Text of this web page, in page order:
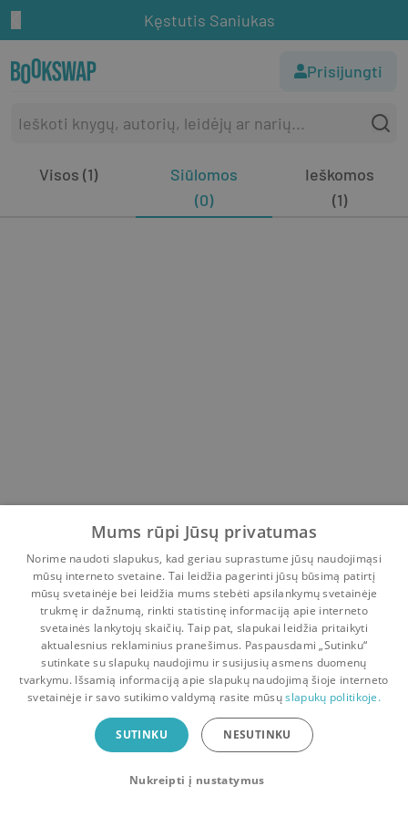
Kęstutis Saniukas
Prisijungti
Visos (1)
Siūlomos
(0)
Ieškomos
(1)
Pradinis Krepšelis Pokalbiai Pranešimai Paskyra
Bookswap programėlė
Mainykis knygomis dar patogiau!
Uždaryti
Mums rūpi Jūsų privatumas
Norime naudoti slapukus, kad geriau suprastume jūsų naudojimąsi
mūsų interneto svetaine. Tai leidžia pagerinti jūsų būsimą patirtį
mūsų svetainėje bei leidžia mums stebėti apsilankymų svetainėje
trukmę ir dažnumą, rinkti statistinę informaciją apie interneto
svetainės lankytojų skaičių. Taip pat, slapukai leidžia pritaikyti
aktualesnius reklaminius pranešimus. Paspausdami „Sutinku“
sutinkate su slapukų naudojimu ir susijusių asmens duomenų
tvarkymu. Išsamią informaciją apie slapukų naudojimą šioje interneto
svetainėje ir savo sutikimo valdymą rasite mūsųslapukų politikoje.
SUTINKU NESUTINKU
Nukreipti į nustatymus